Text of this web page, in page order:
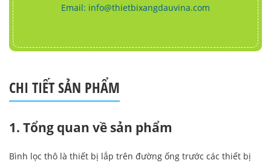
Email: info@thietbixangdauvina.com
CHI TIẾT SẢN PHẨM
1. Tổng quan về sản phẩm
Bình lọc thô là thiết bị lắp trên đường ống trước các thiết bị